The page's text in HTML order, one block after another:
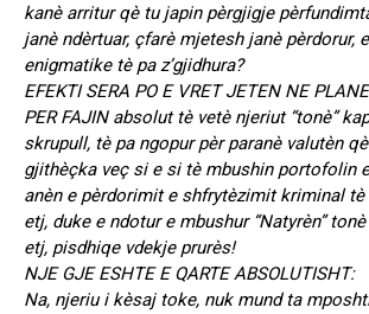
kanè arritur qè tu japin pèrgjigje
janè ndèrtuar, çfarè mjetesh janè pèrdorur,
enigmatike tè pa z’gjidhura?
EFEKTI SERA PO E VRET JETEN NE
PER FAJIN absolut tè vetè njeriut “tonè”
skrupull, tè pa ngopur pèr paranè valutèn
gjithèçka veç si e si tè mbushin portofolin
anèn e pèrdorimit e shfrytèzimit kriminal tè
etj, duke e ndotur e mbushur “Natyrèn”
etj, pisdhiqe vdekje prurès!
NJE GJE ESHTE E QARTE ABSOLUTISHT:
Na, njeriu i kèsaj toke, nuk mund ta